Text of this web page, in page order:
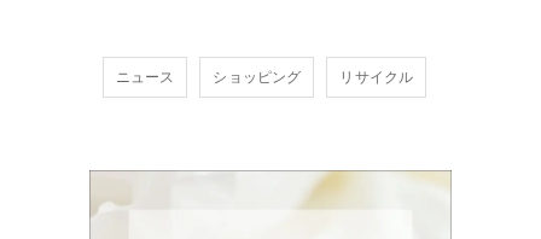
ニュース ショッピング リサイクル